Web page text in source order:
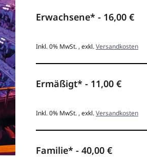
Erwachsene* - 16,00 €
Inkl. 0% MwSt. , exkl.Versandkosten
Ermäßigt* - 11,00 €
Inkl. 0% MwSt. , exkl.Versandkosten
Familie* - 40,00 €